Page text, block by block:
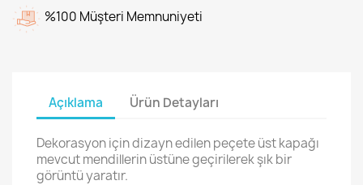
%100 Müşteri Memnuniyeti
Açıklama Ürün Detayları
Dekorasyon için dizayn edilen peçete üst kapağı
mevcut mendillerin üstüne geçirilerek şık bir
görüntü yaratır.